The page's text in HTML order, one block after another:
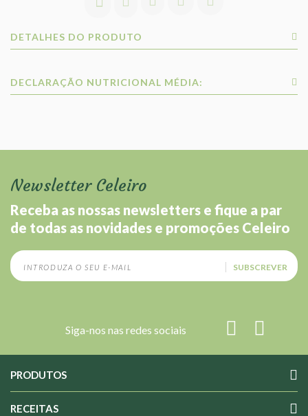
DETALHES DO PRODUTO
DECLARAÇÃO NUTRICIONAL MÉDIA:
Newsletter Celeiro
Receba as nossas newsletters e fique a par
de todas as novidades e promoções Celeiro
SUBSCREVER
Siga-nos nas redes sociais
PRODUTOS
RECEITAS